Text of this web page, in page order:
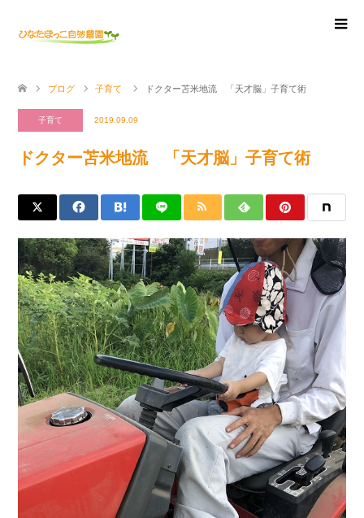
ブログ 子育て ドクター苫米地流 「天才脳」子育て術
子育て 2019.09.09
ドクター苫米地流 「天才脳」子育て術